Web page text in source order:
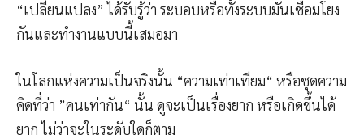
“เปลี่ยนแปลง” ได้รับรู้ว่า ระบอบหรือทั้งระบบมันเชื่อมโยง
กันและทำงานแบบนี้เสมอมา
ในโลกแห่งความเป็นจริงนั้น “ความเท่าเทียม“ หรือชุดความ
คิดที่ว่า ”คนเท่ากัน“ นั้น ดูจะเป็นเรื่องยาก หรือเกิดขึ้นได้
ยาก ไม่ว่าจะในระดับใดก็ตาม